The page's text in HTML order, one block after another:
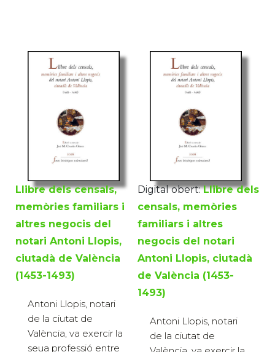
Llibre dels censals,
memòries familiars i
altres negocis del
notari Antoni Llopis,
ciutadà de València
(1453-1493)
Antoni Llopis, notari
de la ciutat de
València, va exercir la
seua professió entre
Digital obert: Llibre dels
censals, memòries
familiars i altres
negocis del notari
Antoni Llopis, ciutadà
de València (1453-
1493)
Antoni Llopis, notari
de la ciutat de